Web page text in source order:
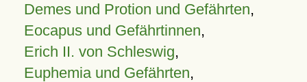
Demes und Protion und Gefährten,
Eocapus und Gefährtinnen,
Erich II. von Schleswig,
Euphemia und Gefährten,